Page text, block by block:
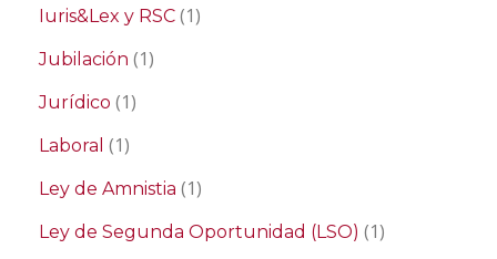
Iuris&Lex y RSC (1)
Jubilación (1)
Jurídico (1)
Laboral (1)
Ley de Amnistia (1)
Ley de Segunda Oportunidad (LSO) (1)